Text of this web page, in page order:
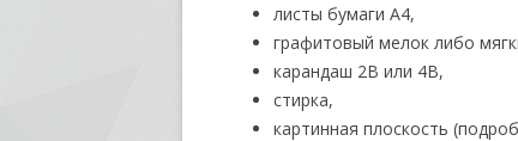
листы бумаги А4,
графитовый мелок либо
карандаш 2B или 4B,
стирка,
картинная плоскость